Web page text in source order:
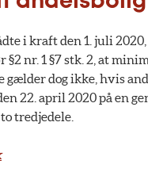
i kraft den 1. juli
nr. 1 §7 stk. 2, at
gælder dog ikke, hvis
22. april 2020 på en
tredjedele.